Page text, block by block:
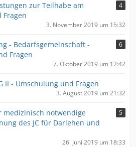
zur Teilhabe am
4
3. November 2019 um 15:32
- Bedarfsgemeinschaft -
Fragen
6
7. Oktober 2019 um 12:42
II - Umschulung und Fragen
3. August 2019 um 21:32
medizinisch notwendige
des JC für Darlehen und
5
26. Juni 2019 um 18:33